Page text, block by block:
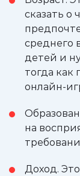
сказать о
среднего
детей и
тогда
онлайн-
на
Доход.